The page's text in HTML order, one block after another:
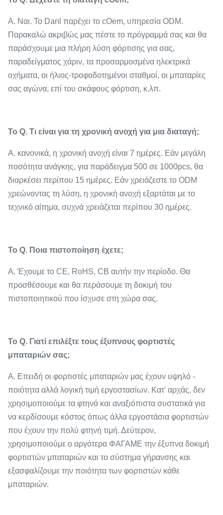
Α. Ναι. Το Danl παρέχει το cOem, υπηρεσία ODM.
Παρακαλώ ακριβώς μας πέστε το πρόγραμμά σας και θα
παράσχουμε μια πλήρη λύση φόρτισης για σας,
παραδείγματος χάριν, τα προσαρμοσμένα ηλεκτρικά
οχήματα, οι ήλιος-τροφοδοτημένοι σταθμοί, οι μπαταρίες
σας αγώνα, επί του σκάφους φόρτιση, κ.λπ.
Το Q. Τι είναι για τη χρονική ανοχή για μια διαταγή;
Α. κανονικά, η χρονική ανοχή είναι 7 ημέρες. Εάν μεγάλη
ποσότητα ανάγκης, για παράδειγμα 500 σε 1000pcs, θα
διαρκέσει περίπου 15 ημέρες. Εάν χρειάζεστε το ODM
χρεώνοντας τη λύση, η χρονική ανοχή εξαρτάται με το
τεχνικό αίτημα, συχνά χρειάζεται περίπου 30 ημέρες.
Το Q. Ποια πιστοποίηση έχετε;
Α. Έχουμε το CE, RoHS, CB αυτήν την περίοδο. Θα
προσθέσουμε και θα περάσουμε τη δοκιμή του
πιστοποιητικού που ίσχυσε στη χώρα σας.
Το Q. Γιατί επιλέξτε τους έξυπνους φορτιστές
μπαταριών σας;
Α. Επειδή οι φορτιστές μπαταριών μας έχουν υψηλό -
ποιότητα αλλά λογική τιμή εργοστασίων. Κατ' αρχάς, δεν
χρησιμοποιούμε τα φτηνά και αναξιόπιστα συστατικά για
να κερδίσουμε κόστος όπως άλλα εργοστάσια φορτιστών
που έχουν την πολύ φτηνή τιμή. Δεύτερον,
χρησιμοποιούμε ο αργότερα ΦΑΓΑΜΕ την έξυπνα δοκιμή
φορτιστών μπαταριών και το σύστημα γήρανσης και
εξασφαλίζουμε την ποιότητα των φορτιστών κάθε
μπαταριών.